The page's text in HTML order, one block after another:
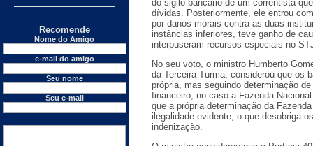
Recomende
Nome do Amigo
e-mail do amigo
Seu nome
Seu e-mail
do sigilo bancário de um correntista
dívidas. Posteriormente, ele entrou
por danos morais contra as duas
instâncias inferiores, teve ganho de
interpuseram recursos especiais no
No seu voto, o ministro Humberto
da Terceira Turma, considerou que os
própria, mas seguindo determinação
financeiro, no caso a Fazenda
que a própria determinação da
ilegalidade evidente, o que desobriga
indenização.